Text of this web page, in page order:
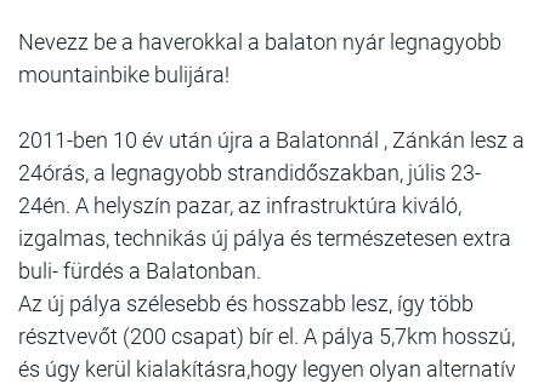
Nevezz be a haverokkal a balaton nyár legnagyobb
mountainbike bulijára!
2011-ben 10 év után újra a Balatonnál , Zánkán lesz a
24órás, a legnagyobb strandidőszakban, júlis 23-
24én. A helyszín pazar, az infrastruktúra kiváló,
izgalmas, technikás új pálya és természetesen extra
buli- fürdés a Balatonban.
Az új pálya szélesebb és hosszabb lesz, így több
résztvevőt (200 csapat) bír el. A pálya 5,7km hosszú,
és úgy kerül kialakításra,hogy legyen olyan alternatív